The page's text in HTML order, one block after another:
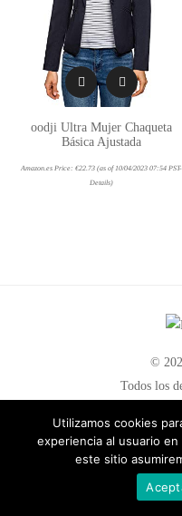
oodji Ultra Mujer Chaqueta
Básica Ajustada
Amazon.es Price: €22.73 (as of 10/04/2023 07:54 PST-
Details)
©
Todos los
Utilizamos cookies
experiencia al usuario
este sitio